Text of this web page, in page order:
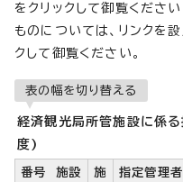
をクリックして御覧くださ
ものについては、リンクを
クして御覧ください。
表の幅を切り替える
経済観光局所管施設に係
度)
番号 施設
施
指定管理者